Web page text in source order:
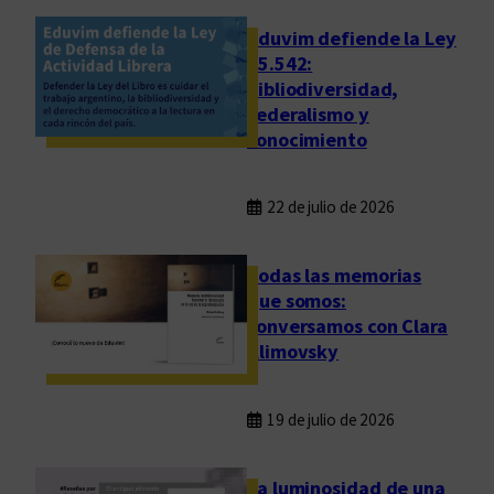
Eduvim defiende la Ley
25.542:
bibliodiversidad,
federalismo y
conocimiento
22 de julio de 2026
Todas las memorias
que somos:
conversamos con Clara
Klimovsky
19 de julio de 2026
La luminosidad de una